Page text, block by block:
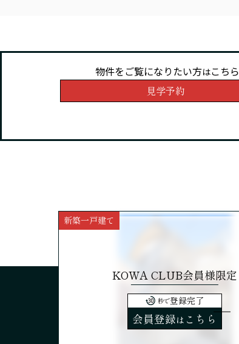
物件をご覧になりたい方はこちら
見学予約
新築一戸建て
KOWA CLUB会員様限定
秒で登録完了
会員登録は こちら